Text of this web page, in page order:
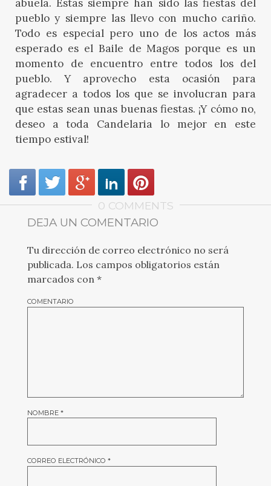
abuela. Estas siempre han sido las fiestas del
pueblo y siempre las llevo con mucho cariño.
Todo es especial pero uno de los actos más
esperado es el Baile de Magos porque es un
momento de encuentro entre todos los del
pueblo. Y aprovecho esta ocasión para
agradecer a todos los que se involucran para
que estas sean unas buenas fiestas. ¡Y cómo no,
deseo a toda Candelaria lo mejor en este
tiempo estival!
0 COMMENTS
DEJA UN COMENTARIO
Tu dirección de correo electrónico no será
publicada. Los campos obligatorios están
marcados con *
COMENTARIO
NOMBRE *
CORREO ELECTRÓNICO *